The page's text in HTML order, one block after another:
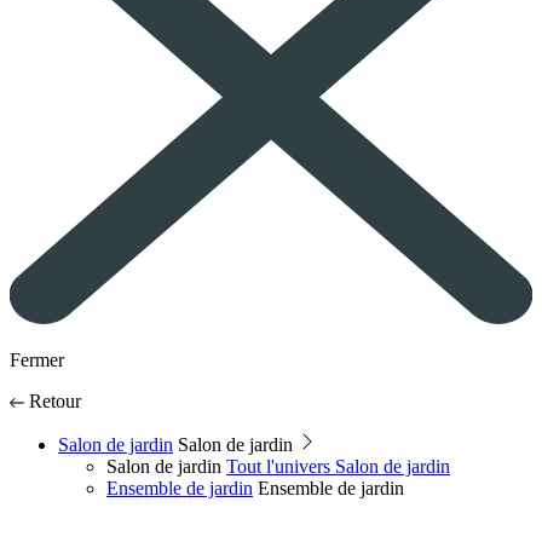
Fermer
Retour
Salon de jardin Salon de jardin
Salon de jardin Tout l'univers Salon de jardin
Ensemble de jardin Ensemble de jardin